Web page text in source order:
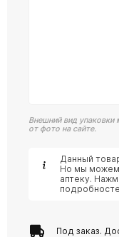
Внешний вид упаковки
от фото на сайте.
Данный
Но мы можем
аптеку.
Под заказ.